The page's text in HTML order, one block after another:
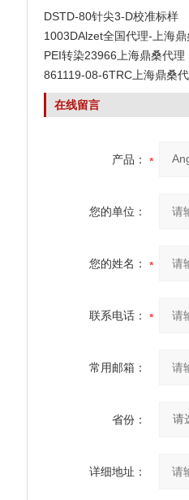
DSTD-80针尖3-D校准标样
1003DAlzet全国代理-上海鼎
PEI转染23966上海鼎桑代理
861119-08-6TRC上海鼎桑
在线留言
产品：
您的单位：
您的姓名：
联系电话：
常用邮箱：
省份：
详细地址：